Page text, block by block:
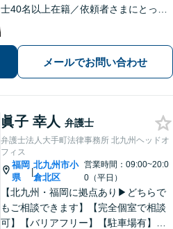
士40名以上在籍／依頼者さまにとって
題/相続/交通事故/刑事事件など、ご相
談ください【夜間・休日対応】
メールでお問い合わせ
眞子 幸人 弁護士
弁護士法人大手町法律事務所 北九州ヘッドオ
フィス
福岡
県
|
北九州市小
倉北区
営業時間：09:00~20:0
0（平日）
【北九州・福岡に拠点あり▶どちらで
もご相談できます】【完全個室で相談
可】【バリアフリー】【駐車場有】法